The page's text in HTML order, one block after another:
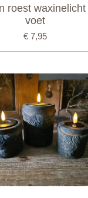
roest waxinelicht
voet
€ 7,95